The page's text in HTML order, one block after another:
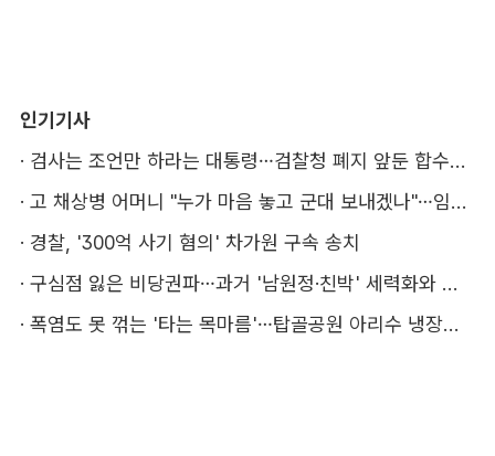
인기기사
·
검사는 조언만 하라는 대통령…검찰청 폐지 앞둔 합수본 '딜레마'
·
고 채상병 어머니 "누가 마음 놓고 군대 보내겠나"…임성근 징역 3년에 분통
· 경찰, '300억 사기 혐의' 차가원 구속 송치
·
구심점 잃은 비당권파…과거 '남원정·친박' 세력화와 다른 점은
·
폭염도 못 꺾는 '타는 목마름'…탑골공원 아리수 냉장고 가보니